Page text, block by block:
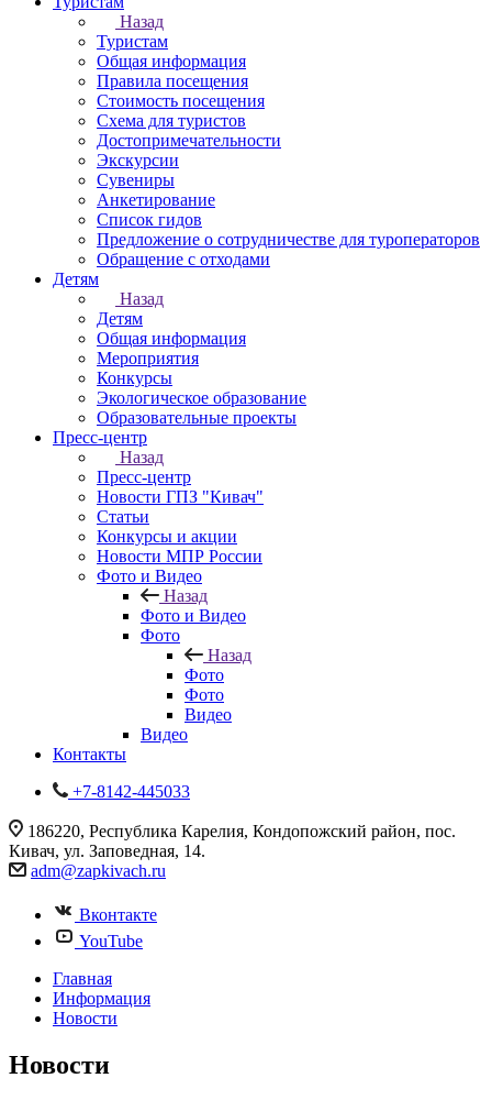
Назад
Туристам
Общая информация
Правила посещения
Стоимость посещения
Схема для туристов
Достопримечательности
Экскурсии
Сувениры
Анкетирование
Список гидов
Предложение о сотрудничестве для туроператоров
Обращение с отходами
Детям
Назад
Детям
Общая информация
Мероприятия
Конкурсы
Экологическое образование
Образовательные проекты
Пресс-центр
Назад
Пресс-центр
Новости ГПЗ "Кивач"
Статьи
Конкурсы и акции
Новости МПР России
Фото и Видео
Назад
Фото и Видео
Фото
Назад
Фото
Фото
Видео
Видео
Контакты
+7-8142-445033
186220, Республика Карелия, Кондопожский район, пос.
Кивач, ул. Заповедная, 14.
adm@zapkivach.ru
Вконтакте
YouTube
Главная
Информация
Новости
Новости